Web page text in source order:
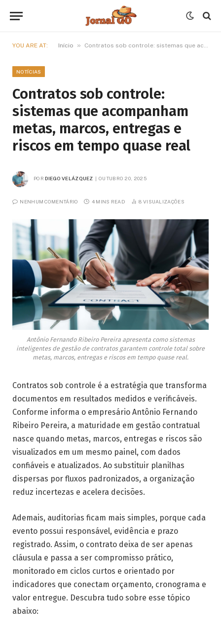
YOU ARE AT: Início » Contratos sob controle: sistemas que acompanham metas, marcos, entregas e riscos em tempo quase real
NOTÍCIAS
Contratos sob controle:
sistemas que acompanham
metas, marcos, entregas e
riscos em tempo quase real
POR DIEGO VELÁZQUEZ OUTUBRO 20, 2025
NENHUM COMENTÁRIO 4 MINS READ 8 VISUALIZAÇÕES
Antônio Fernando Ribeiro Pereira apresenta como sistemas
inteligentes de gestão de contratos garantem controle total sobre
metas, marcos, entregas e riscos em tempo quase real.
Contratos sob controle é a estratégia que transforma
documentos em resultados medidos e verificáveis.
Conforme informa o empresário Antônio Fernando
Ribeiro Pereira, a maturidade em gestão contratual
nasce quando metas, marcos, entregas e riscos são
visualizados em um mesmo painel, com dados
confiáveis e atualizados. Ao substituir planilhas
dispersas por fluxos padronizados, a organização
reduz incertezas e acelera decisões.
Ademais, auditorias ficam mais simples, porque cada
evento possui responsável, evidência e prazo
registrado. Assim, o contrato deixa de ser apenas
cláusula e passa a ser compromisso prático,
monitorado em ciclos curtos e orientado por
indicadores que conectam orçamento, cronograma e
valor entregue. Descubra tudo sobre esse tópico
abaixo: